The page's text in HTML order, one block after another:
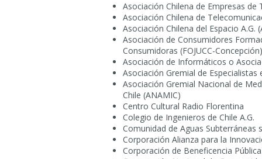
Asociación Chilena de Empresas
Asociación Chilena de
Asociación Chilena del Espacio A.G.
Asociación de Consumidores
Consumidoras (FOJUCC-Concepción)
Asociación de Informáticos o
Asociación Gremial de
Asociación Gremial Nacional de
Chile (ANAMIC)
Centro Cultural Radio Florentina
Colegio de Ingenieros de Chile A.G.
Comunidad de Aguas Subterráneas
Corporación Alianza para la
Corporación de Beneficencia